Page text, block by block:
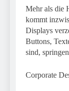
Mehr als die
kommt
Displays
Buttons,
sind,
Corporate